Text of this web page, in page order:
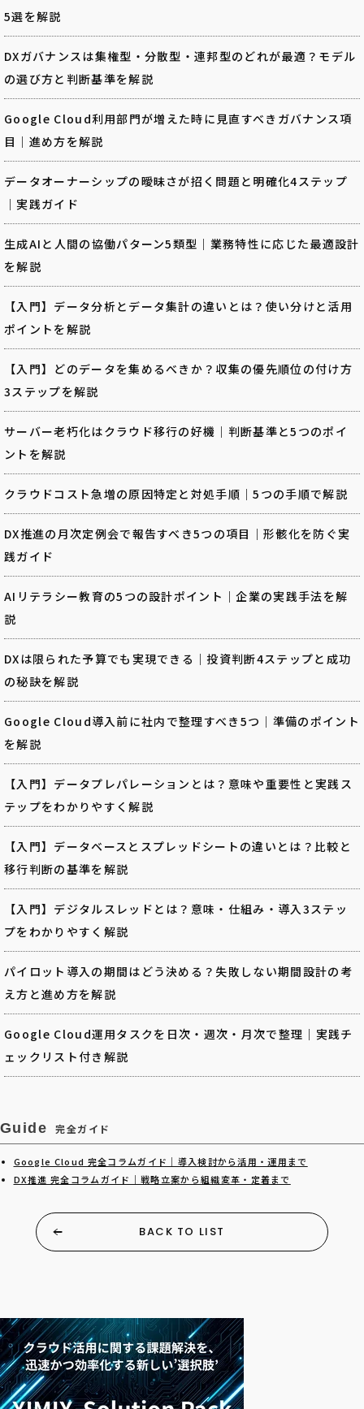
5選を解説
DXガバナンスは集権型・分散型・連邦型のどれが最適？モデル
の選び方と判断基準を解説
Google Cloud利用部門が増えた時に見直すべきガバナンス項
目｜進め方を解説
データオーナーシップの曖昧さが招く問題と明確化4ステップ
｜実践ガイド
生成AIと人間の協働パターン5類型｜業務特性に応じた最適設計
を解説
【入門】データ分析とデータ集計の違いとは？使い分けと活用
ポイントを解説
【入門】どのデータを集めるべきか？収集の優先順位の付け方
3ステップを解説
サーバー老朽化はクラウド移行の好機｜判断基準と5つのポイ
ントを解説
クラウドコスト急増の原因特定と対処手順｜5つの手順で解説
DX推進の月次定例会で報告すべき5つの項目｜形骸化を防ぐ実
践ガイド
AIリテラシー教育の5つの設計ポイント｜企業の実践手法を解
説
DXは限られた予算でも実現できる｜投資判断4ステップと成功
の秘訣を解説
Google Cloud導入前に社内で整理すべき5つ｜準備のポイント
を解説
【入門】データプレパレーションとは？意味や重要性と実践ス
テップをわかりやすく解説
【入門】データベースとスプレッドシートの違いとは？比較と
移行判断の基準を解説
【入門】デジタルスレッドとは？意味・仕組み・導入3ステッ
プをわかりやすく解説
パイロット導入の期間はどう決める？失敗しない期間設計の考
え方と進め方を解説
Google Cloud運用タスクを日次・週次・月次で整理｜実践チ
ェックリスト付き解説
Guide 完全ガイド
Google Cloud 完全コラムガイド｜導入検討から活用・運用まで
DX推進 完全コラムガイド｜戦略立案から組織変革・定着まで
BACK TO LIST